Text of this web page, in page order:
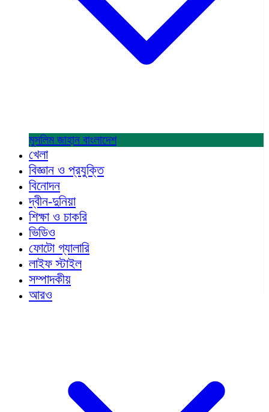
মুসলিম জাহান বাংলাদেশ
খেলা
বিজ্ঞান ও প্রযুক্তি
বিনোদন
দ্বীন-দুনিয়া
শিক্ষা ও চাকরি
ভিডিও
ফোটো গ্যালারি
লাইফ স্টাইল
সম্পাদকীয়
আরও